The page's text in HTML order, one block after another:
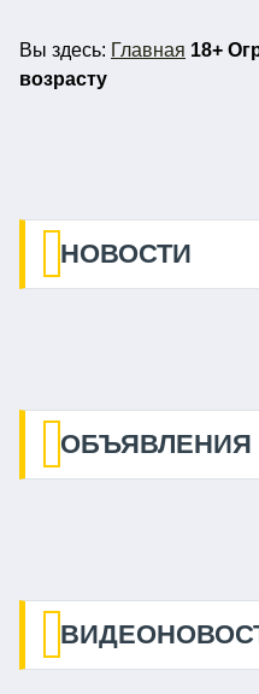
Вы здесь: Главная 18+
возрасту
НОВОСТИ
ОБЪЯВЛЕНИЯ